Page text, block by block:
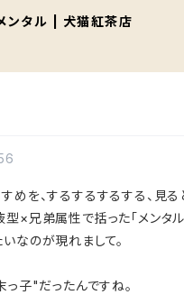
ンタル | 犬猫紅茶店
めを、するするするする、見る
型×兄弟属性で括った「メンタ
なのが現れまして。
子"だったんですね。